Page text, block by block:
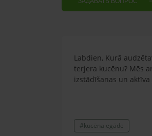
Labdien, Kurā
terjera kucēnu? Mēs
izstādīšanas un
#kucēnaiegāde